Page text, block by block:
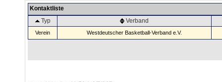
Kontaktliste
Typ
Verband
Verein Westdeutscher Basketball-Verband e.V.